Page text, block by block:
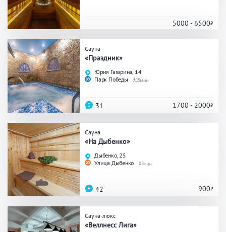
Гидромассаж
Общие
Круглосуточно
Общественные бани
Банный комплекс
Аква-зона
Джакузи
Бассейн
Бассейн на улице
Обливная кадушка
Развлечения
5000 - 6500
Сауна
«Праздник»
Юрия Гагарина, 14
Парк Победы
15
1700 - 2000
31
Сауна
«На Дыбенко»
Дыбенко, 25
Улица Дыбенко
8
900
42
Сауна-люкс
«Веллнесс Лига»